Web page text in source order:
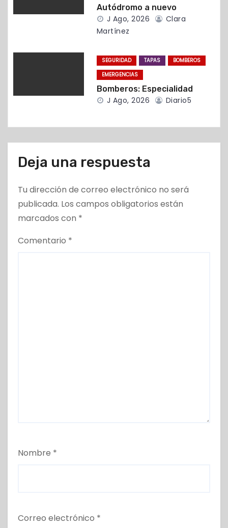
t
a
a
Autódromo a nuevo
J Ago, 2026
Clara
Martínez
SEGURIDAD TAPAS
BOMBEROS
EMERGENCIAS
Bomberos: Especialidad
J Ago, 2026 Diario5
Deja una respuesta
Tu dirección de correo electrónico no será
publicada. Los campos obligatorios están
marcados con *
Comentario *
Nombre *
Correo electrónico *